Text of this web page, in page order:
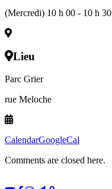
(Mercredi) 10 h 00 - 10 h 30
Lieu
Parc Grier
rue Meloche
CalendarGoogleCal
Comments are closed here.